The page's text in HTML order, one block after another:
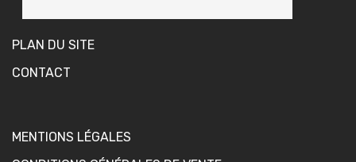
PLAN DU SITE
CONTACT
MENTIONS LÉGALES